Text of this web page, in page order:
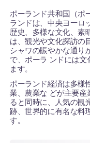
ポーランド共和国（ポ
ランドは、中央ヨーロ
歴史、多様な文化、素
は、観光や文化探訪の
シャワの賑やかな通り
で、ポーラ ンドには
ます。
ポーランド経済は多様
業、農業な どが主要
ると同時に、人気の観
跡、世界的に有名な料
す。